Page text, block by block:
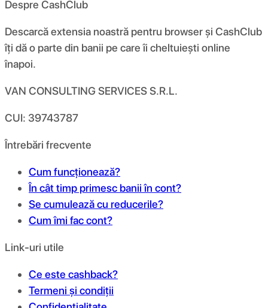
Despre CashClub
Descarcă extensia noastră pentru browser și CashClub
îți dă o parte din banii pe care îi cheltuiești online
înapoi.
VAN CONSULTING SERVICES S.R.L.
CUI: 39743787
Întrebări frecvente
Cum funcționează?
În cât timp primesc banii în cont?
Se cumulează cu reducerile?
Cum îmi fac cont?
Link-uri utile
Ce este cashback?
Termeni și condiții